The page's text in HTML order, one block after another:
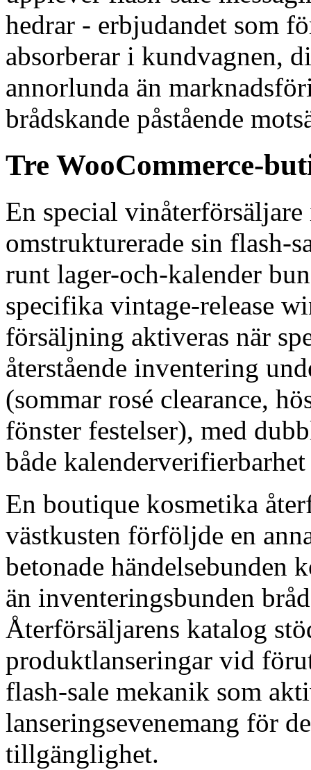
hedrar - erbjudandet som
absorberar i kundvagnen,
annorlunda än
brådskande påstående
Tre WooCommerce-
En special
omstrukturerade sin flash-
runt lager-och-kalender
specifika vintage-release
försäljning aktiveras när
återstående inventering
(sommar rosé clearance,
fönster festelser), med
både
En boutique kosmetika
västkusten förföljde en
betonade händelsebunden
än inventeringsbunden
Återförsäljarens katalog
produktlanseringar vid
flash-sale mekanik som
lanseringsevenemang för
tillgänglighet.